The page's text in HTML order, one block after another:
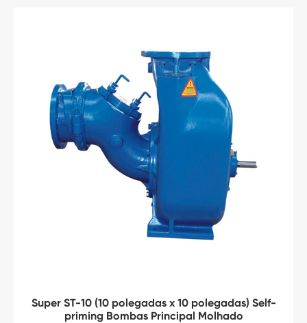
Super ST-10 (10 polegadas x 10 polegadas) Self-
priming Bombas Principal Molhado